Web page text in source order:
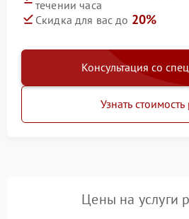
течении часа
Скидка для вас до 20%
Консультация со
Узнать
Цены на услуги